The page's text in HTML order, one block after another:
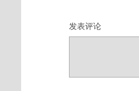
发表评论